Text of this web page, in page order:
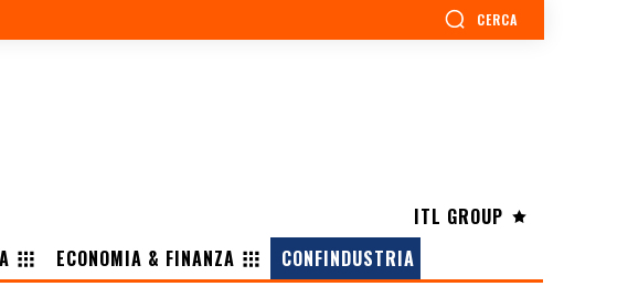
CERCA
ITL GROUP
ECONOMIA & FINANZA CONFINDUSTRIA